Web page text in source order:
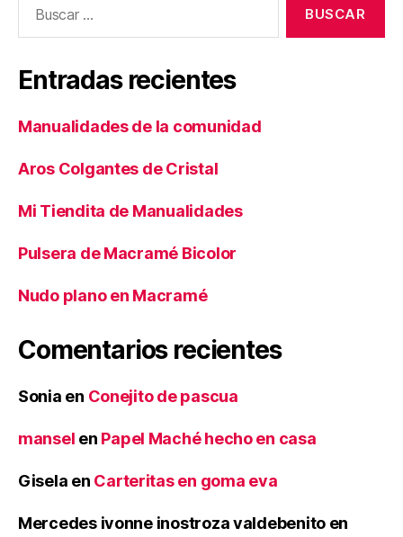
Entradas recientes
Manualidades de la comunidad
Aros Colgantes de Cristal
Mi Tiendita de Manualidades
Pulsera de Macramé Bicolor
Nudo plano en Macramé
Comentarios recientes
Sonia en Conejito de pascua
mansel en Papel Maché hecho en casa
Gisela en Carteritas en goma eva
Mercedes ivonne inostroza valdebenito en